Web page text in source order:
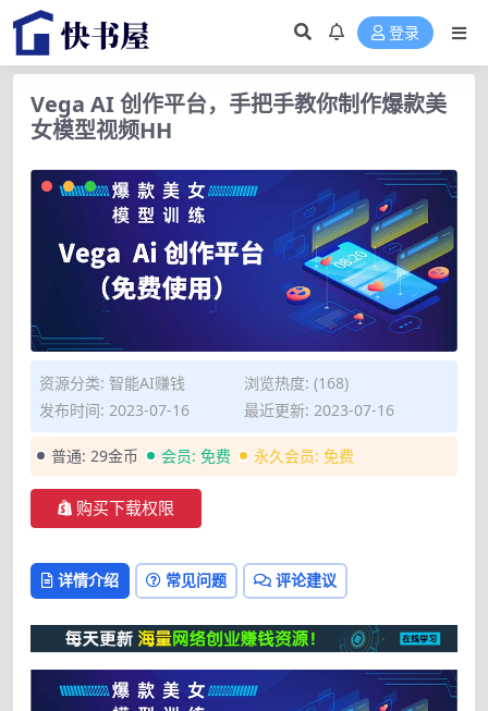
登录
Vega AI 创作平台，手把手教你制作爆款美
女模型视频HH
资源分类: 智能AI赚钱
浏览热度: (168)
发布时间: 2023-07-16
最近更新: 2023-07-16
普通: 29金币 会员: 免费 永久会员: 免费
购买下载权限
详情介绍 常见问题 评论建议